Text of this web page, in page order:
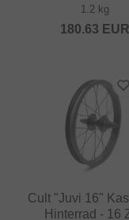
1.2 kg
180.63 EUR
Cult "Juvi 16"
Hinterrad - 16